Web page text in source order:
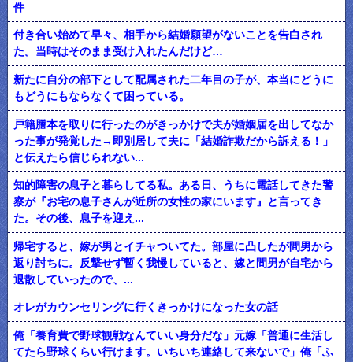
件
付き合い始めて早々、相手から結婚願望がないことを告白され
た。当時はそのまま受け入れたんだけど…
新たに自分の部下として配属された二年目の子が、本当にどうに
もどうにもならなくて困っている。
戸籍謄本を取りに行ったのがきっかけで夫が婚姻届を出してなか
った事が発覚した→即別居して夫に「結婚詐欺だから訴える！」
と伝えたら信じられない...
知的障害の息子と暮らしてる私。ある日、うちに電話してきた警
察が『お宅の息子さんが近所の女性の家にいます』と言ってき
た。その後、息子を迎え...
帰宅すると、嫁が男とイチャついてた。部屋に凸したが間男から
返り討ちに。反撃せず暫く我慢していると、嫁と間男が自宅から
退散していったので、...
オレがカウンセリングに行くきっかけになった女の話
俺「養育費で野球観戦なんていい身分だな」元嫁「普通に生活し
てたら野球くらい行けます。いちいち連絡して来ないで」俺「ふ